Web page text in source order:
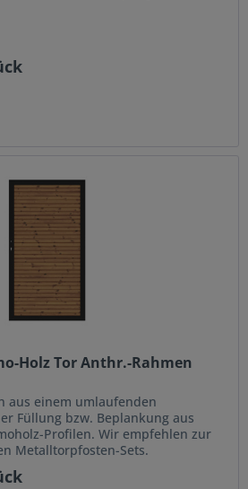
Holz Tor Anthr.-Rahmen
aus einem umlaufenden
Füllung bzw. Beplankung aus
Profilen. Wir empfehlen zur
Metalltorpfosten-Sets.